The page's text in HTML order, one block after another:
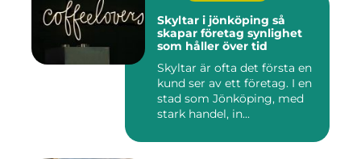
Skyltar i jönköping så
skapar företag synlighet
som håller över tid
Skyltar är ofta det första en
kund ser av ett företag. I en
stad som Jönköping, med
stark handel, in...